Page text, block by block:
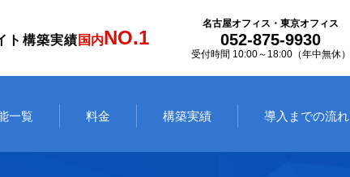
ト構築実績 国内NO.1
名古屋オフィス・東京オフィス
052-875-9930
受付時間 10:00～18:00（年中無休）
一覧 料金 構築実績 導入までの流れ